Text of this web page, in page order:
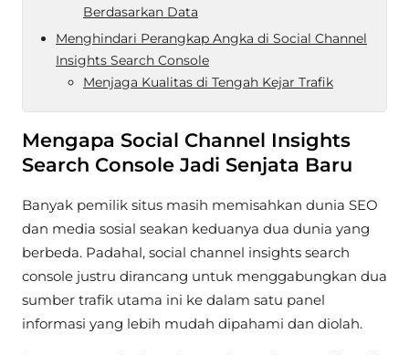
Berdasarkan Data
Menghindari Perangkap Angka di Social Channel
Insights Search Console
Menjaga Kualitas di Tengah Kejar Trafik
Mengapa Social Channel Insights
Search Console Jadi Senjata Baru
Banyak pemilik situs masih memisahkan dunia SEO
dan media sosial seakan keduanya dua dunia yang
berbeda. Padahal, social channel insights search
console justru dirancang untuk menggabungkan dua
sumber trafik utama ini ke dalam satu panel
informasi yang lebih mudah dipahami dan diolah.